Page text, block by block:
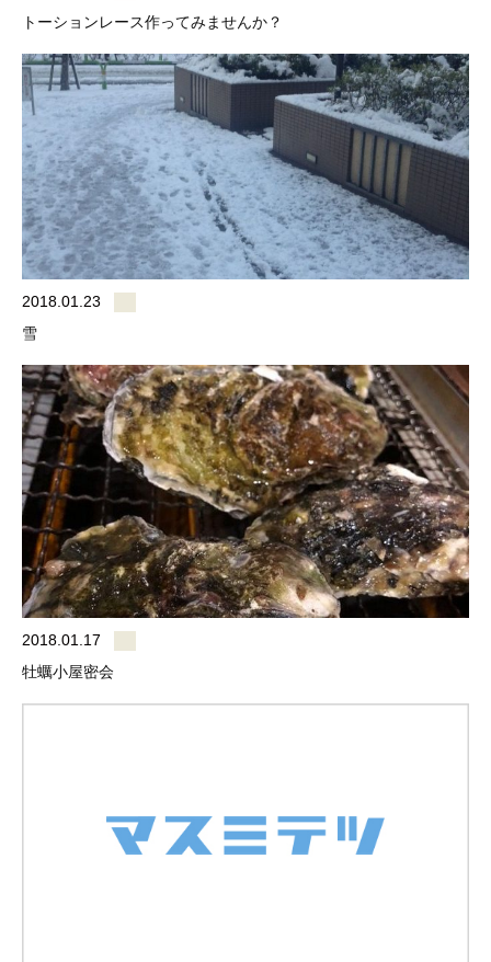
トーションレース作ってみませんか？
2018.01.23
雪
2018.01.17
牡蠣小屋密会